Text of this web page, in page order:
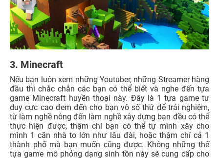
3. Minecraft
Nếu bạn luôn xem những Youtuber, những Streamer hàng
đầu thì chắc chắn các bạn có thể biết và nghe đến tựa
game Minecraft huyền thoại này. Đây là 1 tựa game tư
duy cực cao đem đến cho bạn vô số thứ để trải nghiệm,
từ làm nghề nông đến làm nghề xây dựng bạn đều có thể
thực hiện được, thậm chí bạn có thể tự mình xây cho
mình 1 căn nhà to lớn như lâu đài, hoặc thậm chí cả 1
thành phố mà bạn muốn cũng được. Không những thế
tựa game mô phỏng dạng sinh tồn này sẽ cung cấp cho